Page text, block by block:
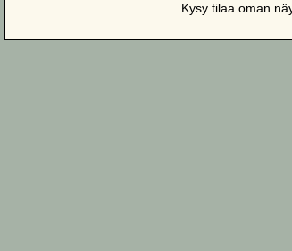
Kysy tilaa oman